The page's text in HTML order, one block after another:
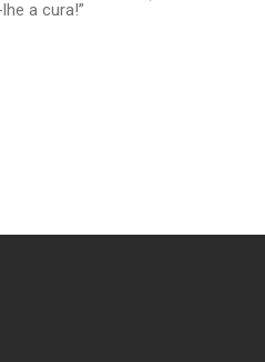
a cura!”